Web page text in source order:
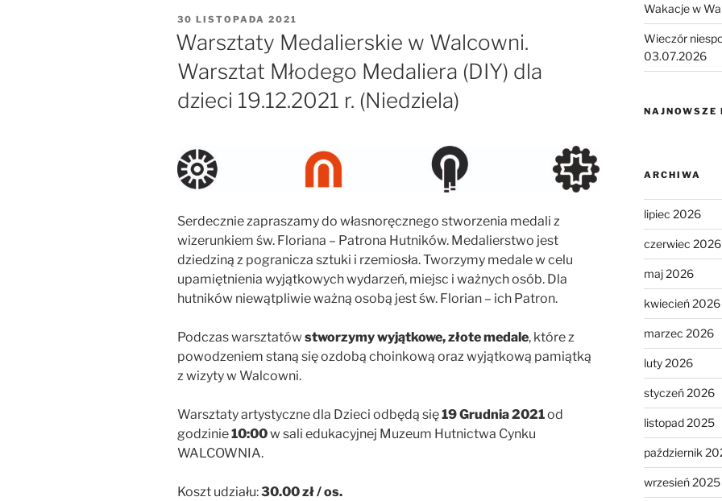
OPUBLIKOWANE
30 LISTOPADA 2021
Warsztaty Medalierskie w Walcowni.
Warsztat Młodego Medaliera (DIY) dla
dzieci 19.12.2021 r. (Niedziela)
Serdecznie zapraszamy do własnoręcznego stworzenia medali z
wizerunkiem św. Floriana – Patrona Hutników. Medalierstwo jest
dziedziną z pogranicza sztuki i rzemiosła. Tworzymy medale w celu
upamiętnienia wyjątkowych wydarzeń, miejsc i ważnych osób. Dla
hutników niewątpliwie ważną osobą jest św. Florian – ich Patron.
Podczas warsztatów stworzymy wyjątkowe, złote medale, które z
powodzeniem staną się ozdobą choinkową oraz wyjątkową pamiątką
z wizyty w Walcowni.
Warsztaty artystyczne dla Dzieci odbędą się19 Grudnia 2021od
godzinie10:00w sali edukacyjnej Muzeum Hutnictwa Cynku
WALCOWNIA.
Koszt udziału:30.00 zł / os.
Wakacje w
Wieczór
03.07.2026
NAJNOWSZE
ARCHIWA
lipiec 2026
czerwiec 2026
maj 2026
kwiecień 2026
marzec 2026
luty 2026
styczeń 2026
listopad 2025
październik
wrzesień 2025